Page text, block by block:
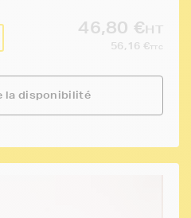
46,80 €HT
56,16 €TTC
la disponibilité